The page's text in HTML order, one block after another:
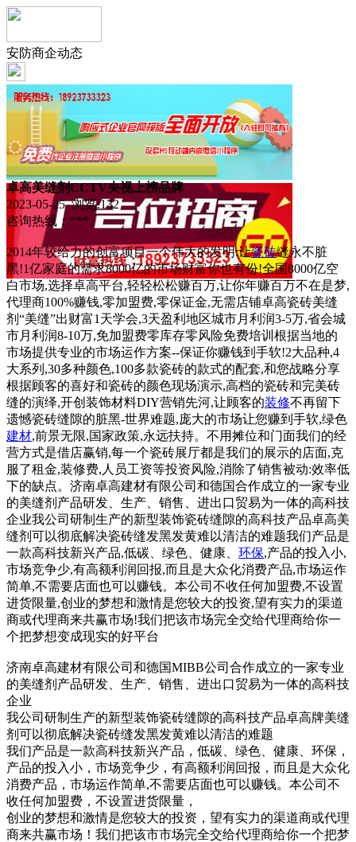
安防商企动态
卓高美缝剂CCTV央视上榜品牌
2023-05-25 浏览:132
咨询热线：***
2014年较给力的创富项目一个伟大的发明:让瓷砖缝永不脏
黑!1亿家庭的需求8000亿的市场财富你也有份!全国8000亿空
白市场,选择卓高平台,轻轻松松赚百万,让你年赚百万不在是梦,
代理商100%赚钱,零加盟费,零保证金,无需店铺卓高瓷砖美缝
剂“美缝”出财富1天学会,3天盈利地区城市月利润3-5万,省会城
市月利润8-10万,免加盟费零库存零风险免费培训根据当地的
市场提供专业的市场运作方案--保证你赚钱到手软!2大品种,4
大系列,30多种颜色,100多款瓷砖的款式的配套,和您战略分享
根据顾客的喜好和瓷砖的颜色现场演示,高档的瓷砖和完美砖
缝的演绎,开创装饰材料DIY营销先河,让顾客的装修不再留下
遗憾瓷砖缝隙的脏黑-世界难题,庞大的市场让您赚到手软,绿色
建材,前景无限,国家政策,永远扶持。不用摊位和门面我们的经
营方式是借店赢销,每一个瓷砖展厅都是我们的展示的店面,克
服了租金,装修费,人员工资等投资风险,消除了销售被动:效率低
下的缺点。济南卓高建材有限公司和德国合作成立的一家专业
的美缝剂产品研发、生产、销售、进出口贸易为一体的高科技
企业我公司研制生产的新型装饰瓷砖缝隙的高科技产品卓高美
缝剂可以彻底解决瓷砖缝发黑发黄难以清洁的难题我们产品是
一款高科技新兴产品,低碳、绿色、健康、 环保,产品的投入小,
市场竞争少,有高额利润回报,而且是大众化消费产品,市场运作
简单,不需要店面也可以赚钱。本公司不收任何加盟费,不设置
进货限量,创业的梦想和激情是您较大的投资,望有实力的渠道
商或代理商来共赢市场!我们把该市场完全交给代理商给你一
个把梦想变成现实的好平台
济南卓高建材有限公司和德国MIBB公司合作成立的一家专业
的美缝剂产品研发、生产、销售、进出口贸易为一体的高科技
企业
我公司研制生产的新型装饰瓷砖缝隙的高科技产品卓高牌美缝
剂可以彻底解决瓷砖缝发黑发黄难以清洁的难题
我们产品是一款高科技新兴产品，低碳、绿色、健康、环保，
产品的投入小，市场竞争少，有高额利润回报，而且是大众化
消费产品，市场运作简单,不需要店面也可以赚钱。本公司不
收任何加盟费，不设置进货限量，
创业的梦想和激情是您较大的投资，望有实力的渠道商或代理
商来共赢市场！我们把该市市场完全交给代理商给你一个把梦